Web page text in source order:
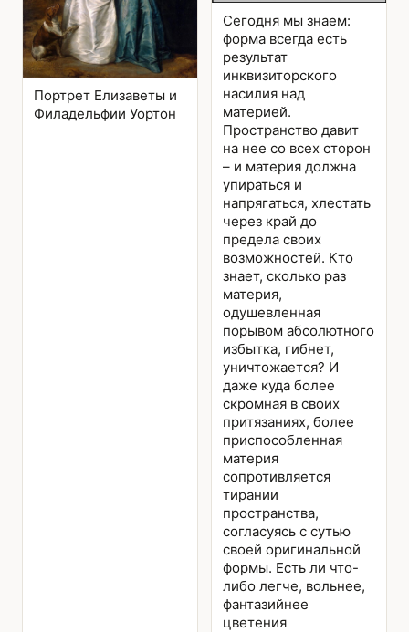
Портрет Елизаветы и
Филадельфии Уортон
Сегодня мы знаем:
форма всегда есть
результат
инквизиторского
насилия над
материей.
Пространство давит
на нее со всех сторон
– и материя должна
упираться и
напрягаться, хлестать
через край до
предела своих
возможностей. Кто
знает, сколько раз
материя,
одушевленная
порывом абсолютного
избытка, гибнет,
уничтожается? И
даже куда более
скромная в своих
притязаниях, более
приспособленная
материя
сопротивляется
тирании
пространства,
согласуясь с сутью
своей оригинальной
формы. Есть ли что-
либо легче, вольнее,
фантазийнее
цветения